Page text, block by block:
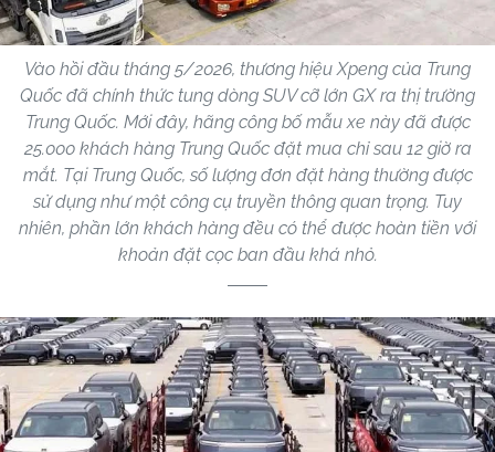
Vào hồi đầu tháng 5/2026, thương hiệu Xpeng của Trung
Quốc đã chính thức tung dòng SUV cỡ lớn GX ra thị trường
Trung Quốc. Mới đây, hãng công bố mẫu xe này đã được
25.000 khách hàng Trung Quốc đặt mua chỉ sau 12 giờ ra
mắt. Tại Trung Quốc, số lượng đơn đặt hàng thường được
sử dụng như một công cụ truyền thông quan trọng. Tuy
nhiên, phần lớn khách hàng đều có thể được hoàn tiền với
khoản đặt cọc ban đầu khá nhỏ.